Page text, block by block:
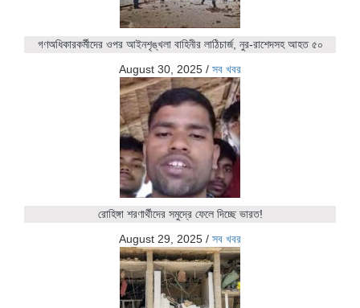
গণঅধিকারকর্মীদের ওপর আইনশৃঙ্খলা বাহিনীর লাঠিচার্জ, নুর-রাশেদসহ আহত ৫০
August 30, 2025 / সব খবর
রোহিঙ্গা শরণার্থীদের সমুদ্রে ফেলে দিচ্ছে ভারত!
August 29, 2025 / সব খবর